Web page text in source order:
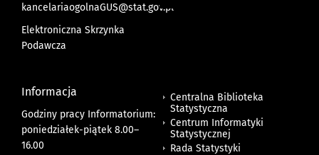
kancelariaogolnaGUS@stat.gov.pl
Elektroniczna Skrzynka
Podawcza
Informacja
Godziny pracy Informatorium:
poniedziałek-piątek 8.00–
16.00
Centralna Biblioteka
Statystyczna
Centrum Informatyki
Statystycznej
Rada Statystyki